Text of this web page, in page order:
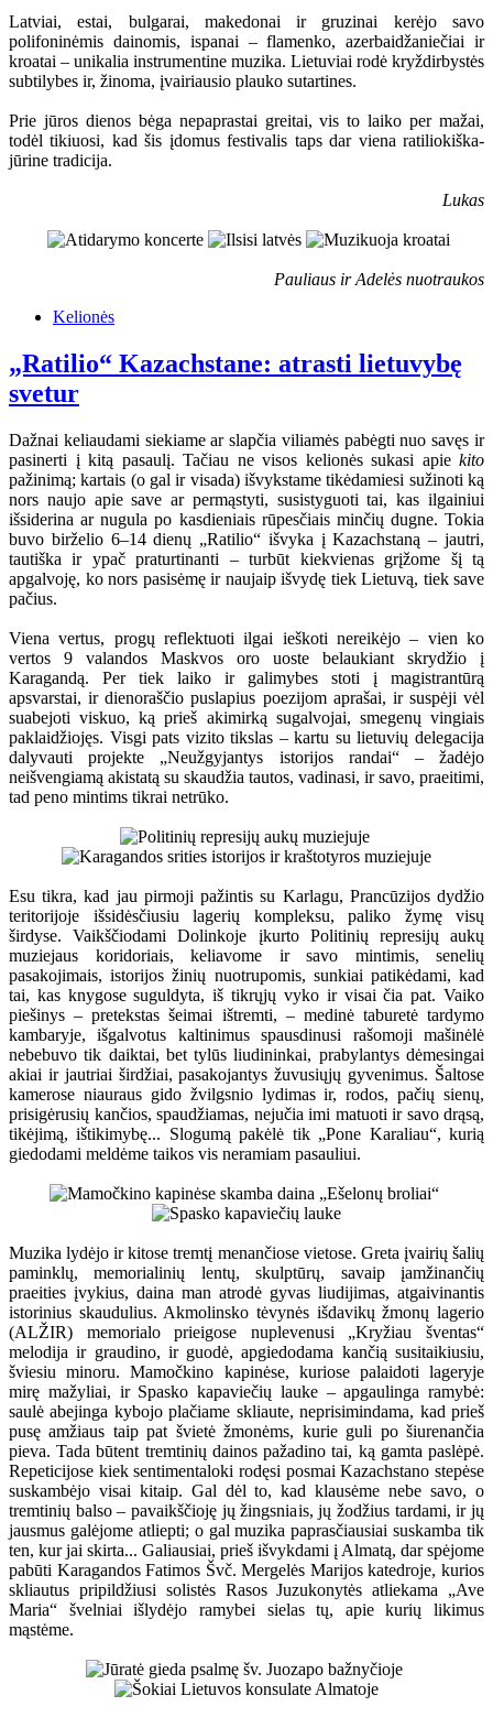
Latviai, estai, bulgarai, makedonai ir gruzinai kerėjo savo
polifoninėmis dainomis, ispanai – flamenko, azerbaidžaniečiai ir
kroatai – unikalia instrumentine muzika. Lietuviai rodė kryždirbystės
subtilybes ir, žinoma, įvairiausio plauko sutartines.
Prie jūros dienos bėga nepaprastai greitai, vis to laiko per mažai,
todėl tikiuosi, kad šis įdomus festivalis taps dar viena ratiliokiška-
jūrine tradicija.
Lukas
Pauliaus ir Adelės nuotraukos
Kelionės
„Ratilio“ Kazachstane: atrasti lietuvybę
svetur
Dažnai keliaudami siekiame ar slapčia viliamės pabėgti nuo savęs ir
pasinerti į kitą pasaulį. Tačiau ne visos kelionės sukasi apie kito
pažinimą; kartais (o gal ir visada) išvykstame tikėdamiesi sužinoti ką
nors naujo apie save ar permąstyti, susistyguoti tai, kas ilgainiui
išsiderina ar nugula po kasdieniais rūpesčiais minčių dugne. Tokia
buvo birželio 6–14 dienų „Ratilio“ išvyka į Kazachstaną – jautri,
tautiška ir ypač praturtinanti – turbūt kiekvienas grįžome šį tą
apgalvoję, ko nors pasisėmę ir naujaip išvydę tiek Lietuvą, tiek save
pačius.
Viena vertus, progų reflektuoti ilgai ieškoti nereikėjo – vien ko
vertos 9 valandos Maskvos oro uoste belaukiant skrydžio į
Karagandą. Per tiek laiko ir galimybes stoti į magistrantūrą
apsvarstai, ir dienoraščio puslapius poezijom aprašai, ir suspėji vėl
suabejoti viskuo, ką prieš akimirką sugalvojai, smegenų vingiais
paklaidžiojęs. Visgi pats vizito tikslas – kartu su lietuvių delegacija
dalyvauti projekte „Neužgyjantys istorijos randai“ – žadėjo
neišvengiamą akistatą su skaudžia tautos, vadinasi, ir savo, praeitimi,
tad peno mintims tikrai netrūko.
Esu tikra, kad jau pirmoji pažintis su Karlagu, Prancūzijos dydžio
teritorijoje išsidėsčiusiu lagerių kompleksu, paliko žymę visų
širdyse. Vaikščiodami Dolinkoje įkurto Politinių represijų aukų
muziejaus koridoriais, keliavome ir savo mintimis, senelių
pasakojimais, istorijos žinių nuotrupomis, sunkiai patikėdami, kad
tai, kas knygose suguldyta, iš tikrųjų vyko ir visai čia pat. Vaiko
piešinys – pretekstas šeimai ištremti, – medinė taburetė tardymo
kambaryje, išgalvotus kaltinimus spausdinusi rašomoji mašinėlė
nebebuvo tik daiktai, bet tylūs liudininkai, prabylantys dėmesingai
akiai ir jautriai širdžiai, pasakojantys žuvusiųjų gyvenimus. Šaltose
kamerose niauraus gido žvilgsnio lydimas ir, rodos, pačių sienų,
prisigėrusių kančios, spaudžiamas, nejučia imi matuoti ir savo drąsą,
tikėjimą, ištikimybę... Slogumą pakėlė tik „Pone Karaliau“, kurią
giedodami meldėme taikos vis neramiam pasauliui.
Muzika lydėjo ir kitose tremtį menančiose vietose. Greta įvairių šalių
paminklų, memorialinių lentų, skulptūrų, savaip įamžinančių
praeities įvykius, daina man atrodė gyvas liudijimas, atgaivinantis
istorinius skaudulius. Akmolinsko tėvynės išdavikų žmonų lagerio
(ALŽIR) memorialo prieigose nuplevenusi „Kryžiau šventas“
melodija ir graudino, ir guodė, apgiedodama kančią susitaikiusiu,
šviesiu minoru. Mamočkino kapinėse, kuriose palaidoti lageryje
mirę mažyliai, ir Spasko kapaviečių lauke – apgaulinga ramybė:
saulė abejinga kybojo plačiame skliaute, neprisimindama, kad prieš
pusę amžiaus taip pat švietė žmonėms, kurie guli po šiurenančia
pieva. Tada būtent tremtinių dainos pažadino tai, ką gamta paslėpė.
Repeticijose kiek sentimentaloki rodęsi posmai Kazachstano stepėse
suskambėjo visai kitaip. Gal dėl to, kad klausėme nebe savo, o
tremtinių balso – pavaikščioję jų žingsniais, jų žodžius tardami, ir jų
jausmus galėjome atliepti; o gal muzika paprasčiausiai suskamba tik
ten, kur jai skirta... Galiausiai, prieš išvykdami į Almatą, dar spėjome
pabūti Karagandos Fatimos Švč. Mergelės Marijos katedroje, kurios
skliautus pripildžiusi solistės Rasos Juzukonytės atliekama „Ave
Maria“ švelniai išlydėjo ramybei sielas tų, apie kurių likimus
mąstėme.